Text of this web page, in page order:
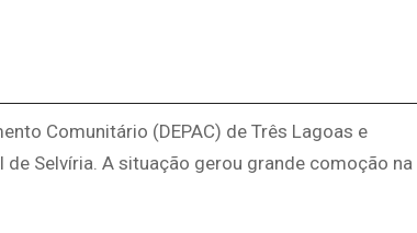
Comunitário (DEPAC) de Três Lagoas e
Selvíria. A situação gerou grande comoção na